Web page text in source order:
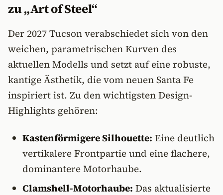
zu „Art of Steel“
Der 2027 Tucson verabschiedet sich von den
weichen, parametrischen Kurven des
aktuellen Modells und setzt auf eine robuste,
kantige Ästhetik, die vom neuen Santa Fe
inspiriert ist. Zu den wichtigsten Design-
Highlights gehören:
Kastenförmigere Silhouette: Eine deutlich
vertikalere Frontpartie und eine flachere,
dominantere Motorhaube.
Clamshell-Motorhaube: Das aktualisierte